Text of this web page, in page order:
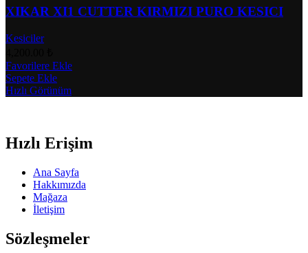
XIKAR XI1 CUTTER KIRMIZI PURO KESICI
Kesiciler
Favorilere Ekle
Sepete Ekle
Hızlı Görünüm
Hızlı Erişim
Ana Sayfa
Hakkımızda
Mağaza
İletişim
Sözleşmeler